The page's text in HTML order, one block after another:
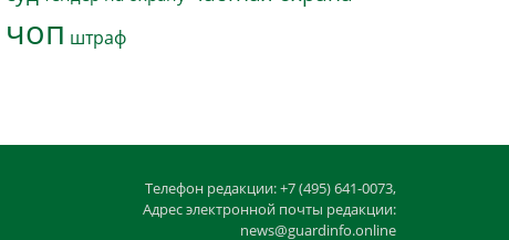
чоп штраф
Телефон редакции: +7 (495) 641-0073,
Адрес электронной почты редакции:
news@guardinfo.online